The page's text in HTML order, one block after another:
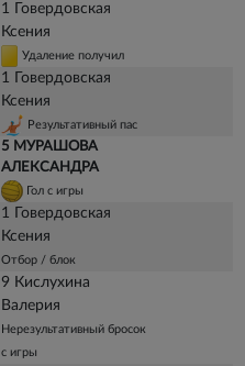
1 Говердовская
Ксения
Удаление получил
1 Говердовская
Ксения
Результативный пас
5 МУРАШОВА
АЛЕКСАНДРА
Гол с игры
1 Говердовская
Ксения
Отбор / блок
9 Кислухина
Валерия
Нерезультативный бросок
с игры